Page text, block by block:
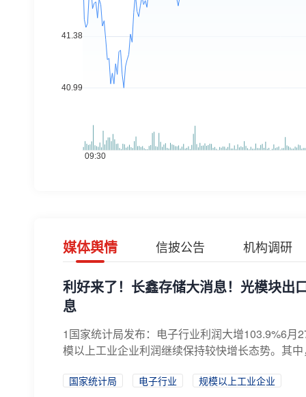
媒体舆情 信披公告 机构调研
利好来了！长鑫存储大消息！光模块出
息
1国家统计局发布：电子行业利润大增103.9%6
模以上工业企业利润继续保持较快增长态势。其
国家统计局 电子行业
规模以上工业企业